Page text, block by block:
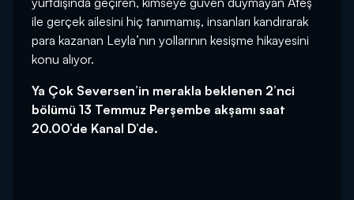
ile gerçek ailesini hiç tanımamış, insanları kandırarak
para kazanan Leyla’nın yollarının kesişme hikayesini
konu alıyor.
Ya Çok Seversen’in merakla beklenen 2’nci
bölümü 13 Temmuz Perşembe akşamı saat
20.00’de Kanal D’de.